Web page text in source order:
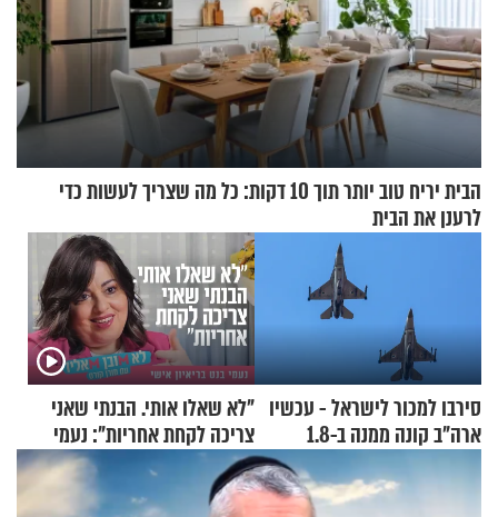
הבית יריח טוב יותר תוך 10 דקות: כל מה שצריך לעשות כדי
לרענן את הבית
סירבו למכור לישראל - עכשיו
ארה"ב קונה ממנה ב-1.8
מיליארד דולר
"לא שאלו אותי. הבנתי שאני
צריכה לקחת אחריות": נעמי
בנט בריאיון אישי